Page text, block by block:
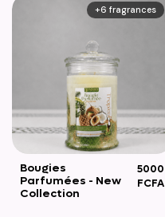
+6 fragrances
Bougies
Parfumées - New
Collection
5000
FCFA